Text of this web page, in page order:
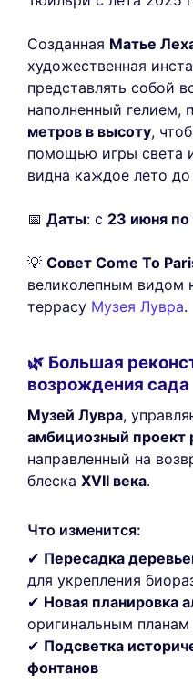
Созданная Матье
художественная
представлять собой
наполненный
метров в высоту,
помощью игры света
видна каждое лето до
📅 Даты: с 23 июня по
💡 Совет Come To
великолепным видом
террасу Музея Лувра.
🌿 Большая
возрождения сада
Музей Лувра,
амбициозный проект
направленный на
блеска XVII века.
Что изменится:
✔ Пересадка
для укрепления
✔ Новая планировка
оригинальным
✔ Подсветка
фонтанов